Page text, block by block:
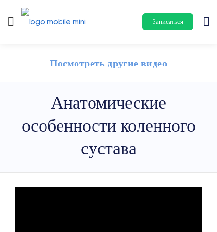
Записаться
Посмотреть другие видео
Анатомические
особенности коленного
сустава